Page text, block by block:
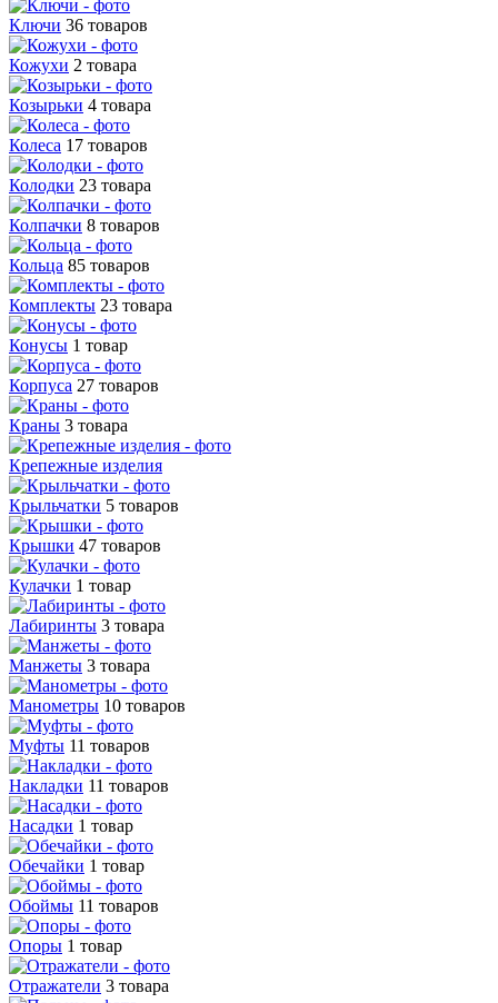
Ключи 36 товаров
Кожухи 2 товара
Козырьки 4 товара
Колеса 17 товаров
Колодки 23 товара
Колпачки 8 товаров
Кольца 85 товаров
Комплекты 23 товара
Конусы 1 товар
Корпуса 27 товаров
Краны 3 товара
Крепежные изделия
Крыльчатки 5 товаров
Крышки 47 товаров
Кулачки 1 товар
Лабиринты 3 товара
Манжеты 3 товара
Манометры 10 товаров
Муфты 11 товаров
Накладки 11 товаров
Насадки 1 товар
Обечайки 1 товар
Обоймы 11 товаров
Опоры 1 товар
Отражатели 3 товара